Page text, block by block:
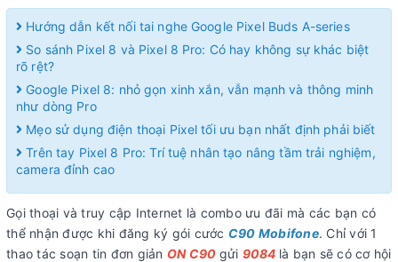
Hướng dẫn kết nối tai nghe Google Pixel Buds A-series
So sánh Pixel 8 và Pixel 8 Pro: Có hay không sự khác biệt
rõ rệt?
Google Pixel 8: nhỏ gọn xinh xắn, vẫn mạnh và thông minh
như dòng Pro
Mẹo sử dụng điện thoại Pixel tối ưu bạn nhất định phải biết
Trên tay Pixel 8 Pro: Trí tuệ nhân tạo nâng tầm trải nghiệm,
camera đỉnh cao
Gọi thoại và truy cập Internet là combo ưu đãi mà các bạn có
thể nhận được khi đăng ký gói cước C90 Mobifone. Chỉ với 1
thao tác soạn tin đơn giản ON C90 gửi 9084 là bạn sẽ có cơ hội